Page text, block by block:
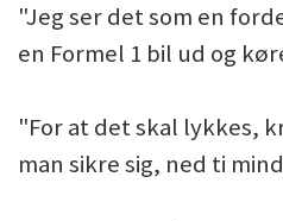
"Jeg ser det som en
en Formel 1 bil ud og
"For at det skal lykkes,
man sikre sig, ned ti